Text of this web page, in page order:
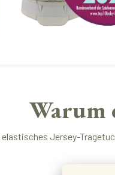
Warum
elastisches Jersey-